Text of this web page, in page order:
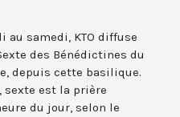
samedi, KTO diffuse
des Bénédictines du
depuis cette basilique.
sexte est la prière
du jour, selon le